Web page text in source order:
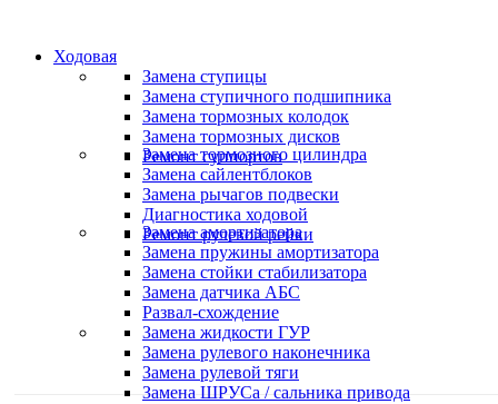
Ходовая
Замена ступицы
Замена ступичного подшипника
Замена тормозных колодок
Замена тормозных дисков
Ремонт суппортов
Замена тормозного цилиндра
Замена сайлентблоков
Замена рычагов подвески
Диагностика ходовой
Ремонт рулевой рейки
Замена амортизатора
Замена пружины амортизатора
Замена стойки стабилизатора
Замена датчика АБС
Развал-схождение
Замена жидкости ГУР
Замена рулевого наконечника
Замена рулевой тяги
Замена ШРУСа / сальника привода